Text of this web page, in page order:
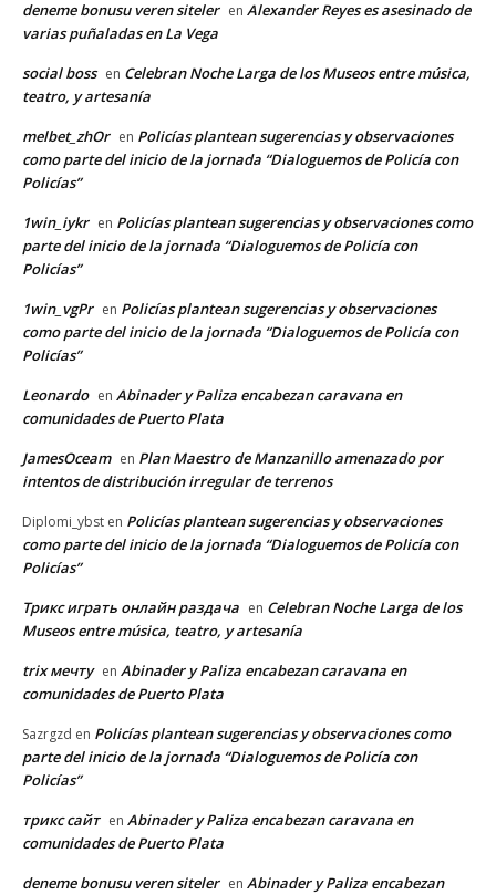
deneme bonusu veren siteler en Alexander Reyes es asesinado de
varias puñaladas en La Vega
social boss en Celebran Noche Larga de los Museos entre música,
teatro, y artesanía
melbet_zhOr en Policías plantean sugerencias y observaciones
como parte del inicio de la jornada “Dialoguemos de Policía con
Policías”
1win_iykr en Policías plantean sugerencias y observaciones como
parte del inicio de la jornada “Dialoguemos de Policía con
Policías”
1win_vgPr en Policías plantean sugerencias y observaciones
como parte del inicio de la jornada “Dialoguemos de Policía con
Policías”
Leonardo en Abinader y Paliza encabezan caravana en
comunidades de Puerto Plata
JamesOceam en Plan Maestro de Manzanillo amenazado por
intentos de distribución irregular de terrenos
Diplomi_ybst en Policías plantean sugerencias y observaciones
como parte del inicio de la jornada “Dialoguemos de Policía con
Policías”
Трикс играть онлайн раздача en Celebran Noche Larga de los
Museos entre música, teatro, y artesanía
trix мечту en Abinader y Paliza encabezan caravana en
comunidades de Puerto Plata
Sazrgzd en Policías plantean sugerencias y observaciones como
parte del inicio de la jornada “Dialoguemos de Policía con
Policías”
трикс сайт en Abinader y Paliza encabezan caravana en
comunidades de Puerto Plata
deneme bonusu veren siteler en Abinader y Paliza encabezan